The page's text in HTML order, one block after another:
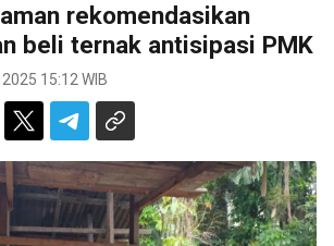
rekomendasikan
beli ternak antisipasi PMK
15:12 WIB